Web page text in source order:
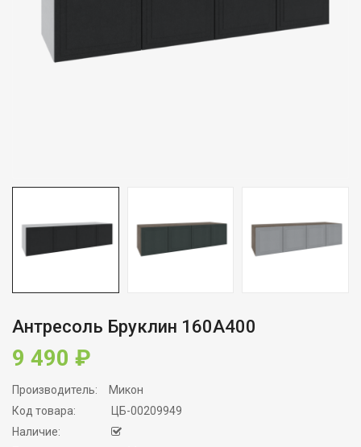
Антресоль Бруклин 160А400
9 490 ₽
Производитель:
Микон
Код товара:
ЦБ-00209949
Наличие: